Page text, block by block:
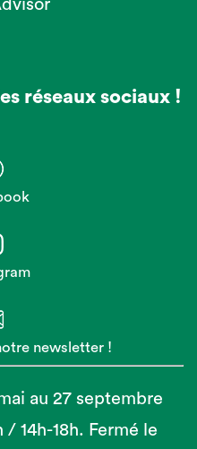
réseaux sociaux !
newsletter !
au 27 septembre
/ 14h-18h. Fermé le